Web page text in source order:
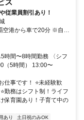
ス
従業員割引あり！
空港から車で20分 ※自動
時間〜8時間勤務 〈シフ
（5時間） 13:00〜
仕事です！ ⭐未経験歓
勤務はシフト制！ライフ
保育園あり！子育て中の
あり
土日祝のみOK